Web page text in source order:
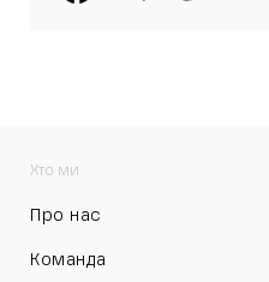
Хто ми
Про нас
Команда